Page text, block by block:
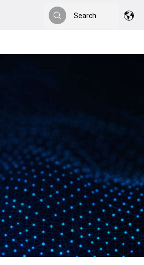
Search
Search